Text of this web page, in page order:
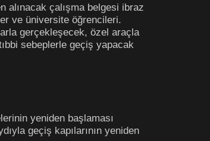
alınacak çalışma belgesi ibraz
ve üniversite öğrencileri.
gerçekleşecek, özel araçla
sebeplerle geçiş yapacak
yeniden başlaması
geçiş kapılarının yeniden